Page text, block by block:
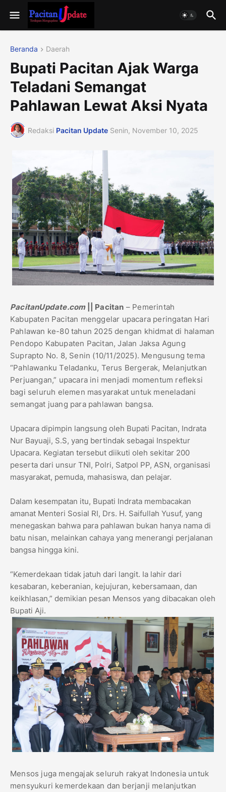
Beranda Daerah
Bupati Pacitan Ajak Warga
Teladani Semangat
Pahlawan Lewat Aksi Nyata
Redaksi Pacitan Update Senin, November 10, 2025
PacitanUpdate.com || Pacitan – Pemerintah
Kabupaten Pacitan menggelar upacara peringatan Hari
Pahlawan ke-80 tahun 2025 dengan khidmat di halaman
Pendopo Kabupaten Pacitan, Jalan Jaksa Agung
Suprapto No. 8, Senin (10/11/2025). Mengusung tema
“Pahlawanku Teladanku, Terus Bergerak, Melanjutkan
Perjuangan,” upacara ini menjadi momentum refleksi
bagi seluruh elemen masyarakat untuk meneladani
semangat juang para pahlawan bangsa.
Upacara dipimpin langsung oleh Bupati Pacitan, Indrata
Nur Bayuaji, S.S, yang bertindak sebagai Inspektur
Upacara. Kegiatan tersebut diikuti oleh sekitar 200
peserta dari unsur TNI, Polri, Satpol PP, ASN, organisasi
masyarakat, pemuda, mahasiswa, dan pelajar.
Dalam kesempatan itu, Bupati Indrata membacakan
amanat Menteri Sosial RI, Drs. H. Saifullah Yusuf, yang
menegaskan bahwa para pahlawan bukan hanya nama di
batu nisan, melainkan cahaya yang menerangi perjalanan
bangsa hingga kini.
“Kemerdekaan tidak jatuh dari langit. Ia lahir dari
kesabaran, keberanian, kejujuran, kebersamaan, dan
keikhlasan,” demikian pesan Mensos yang dibacakan oleh
Bupati Aji.
Mensos juga mengajak seluruh rakyat Indonesia untuk
mensyukuri kemerdekaan dan berjanji melanjutkan